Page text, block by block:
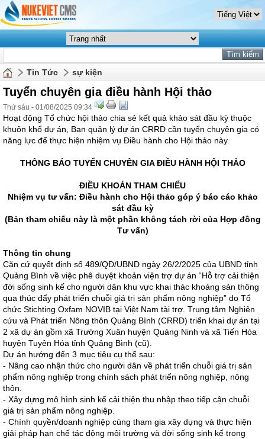
Tin Tức sự kiện
Tuyển chuyên gia điều hành Hội thảo
Thứ sáu - 01/08/2025 09:34
Hoạt động Tổ chức hội thảo chia sẻ kết quả khảo sát đầu kỳ thuộc
khuôn khổ dự án, Ban quản lý dự án CRRD cần tuyển chuyên gia có
năng lực để thực hiện nhiệm vụ Điều hành cho Hội thảo này.
THÔNG BÁO TUYỂN CHUYÊN GIA ĐIỀU HÀNH HỘI THẢO
ĐIỀU KHOẢN THAM CHIẾU
Nhiệm vụ tư vấn: Điều hành cho Hội thảo góp ý báo cáo khảo
sát đầu kỳ
(Bản tham chiếu này là một phần không tách rời của Hợp đồng
Tư vấn)
Thông tin chung
Căn cứ quyết định số 489/QĐ/UBND ngày 26/2/2025 của UBND tỉnh
Quảng Bình về việc phê duyệt khoản viện trợ dự án “Hỗ trợ cải thiện
đời sống sinh kế cho người dân khu vực khai thác khoáng sản thông
qua thúc đẩy phát triển chuỗi giá trị sản phẩm nông nghiệp” do Tổ
chức Stichting Oxfam NOVIB tại Việt Nam tài trợ. Trung tâm Nghiên
cứu và Phát triển Nông thôn Quảng Bình (CRRD) triển khai dự án tại
2 xã dự án gồm xã Trường Xuân huyện Quảng Ninh và xã Tiến Hóa
huyện Tuyên Hóa tỉnh Quảng Bình (cũ).
Dự án hướng đến 3 mục tiêu cụ thể sau:
- Nâng cao nhận thức cho người dân về phát triển chuỗi giá trị sản
phẩm nông nghiệp trong chính sách phát triển nông nghiệp, nông
thôn.
- Xây dựng mô hình sinh kế cải thiện thu nhập theo tiếp cận chuỗi
giá trị sản phẩm nông nghiệp.
- Chính quyền/doanh nghiệp cùng tham gia xây dựng và thực hiện
giải pháp hạn chế tác động môi trường và đời sống sinh kế trong